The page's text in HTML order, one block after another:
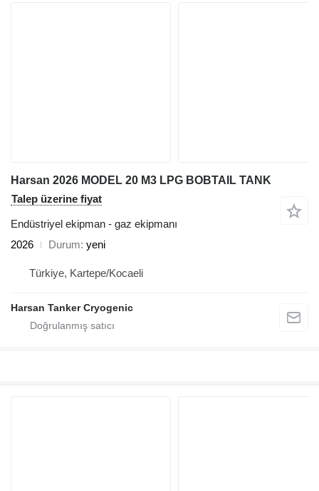
Harsan 2026 MODEL 20 M3 LPG BOBTAIL TANK
Talep üzerine fiyat
Endüstriyel ekipman - gaz ekipmanı
2026
Durum yeni
Türkiye, Kartepe/Kocaeli
Harsan Tanker Cryogenic